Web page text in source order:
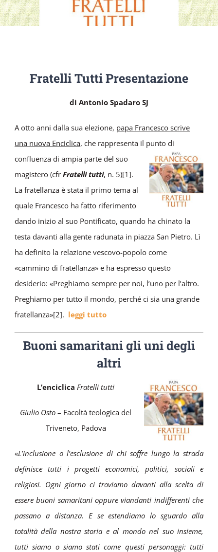
Fratelli Tutti Presentazione
di Antonio Spadaro SJ
A otto anni dalla sua elezione, papa Francesco scrive
una nuova Enciclica, che rappresenta il punto di
confluenza di ampia parte del suo
magistero (cfr Fratelli tutti, n. 5)[1].
La fratellanza è stata il primo tema al
quale Francesco ha fatto riferimento
dando inizio al suo Pontificato, quando ha chinato la
testa davanti alla gente radunata in piazza San Pietro. Lì
ha definito la relazione vescovo-popolo come
«cammino di fratellanza» e ha espresso questo
desiderio: «Preghiamo sempre per noi, l’uno per l’altro.
Preghiamo per tutto il mondo, perché ci sia una grande
fratellanza»[2]. leggi tutto
Buoni samaritani gli uni degli
altri
L’enciclica Fratelli tutti
Giulio Osto – Facoltà teologica del
Triveneto, Padova
«L’inclusione o l’esclusione di chi soffre lungo la strada
definisce tutti i progetti economici, politici, sociali e
religiosi. Ogni giorno ci troviamo davanti alla scelta di
essere buoni samaritani oppure viandanti indifferenti che
passano a distanza. E se estendiamo lo sguardo alla
totalità della nostra storia e al mondo nel suo insieme,
tutti siamo o siamo stati come questi personaggi: tutti